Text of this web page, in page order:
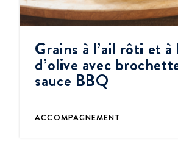
Grains à l’ail rôti et à
d’olive avec
sauce BBQ
ACCOMPAGNEMENT